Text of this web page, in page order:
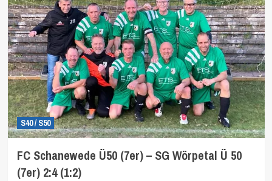
S40 / S50
FC Schanewede Ü50 (7er) – SG Wörpetal Ü 50
(7er) 2:4 (1:2)